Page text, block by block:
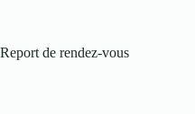
Report de rendez-vous